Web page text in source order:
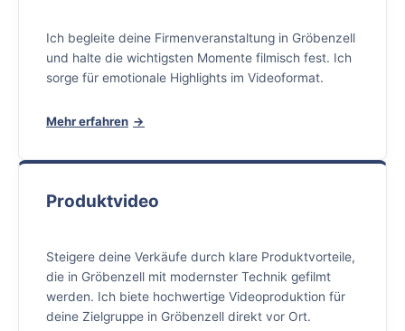
Ich begleite deine Firmenveranstaltung in Gröbenzell
und halte die wichtigsten Momente filmisch fest. Ich
sorge für emotionale Highlights im Videoformat.
Mehr erfahren
Produktvideo
Steigere deine Verkäufe durch klare Produktvorteile,
die in Gröbenzell mit modernster Technik gefilmt
werden. Ich biete hochwertige Videoproduktion für
deine Zielgruppe in Gröbenzell direkt vor Ort.